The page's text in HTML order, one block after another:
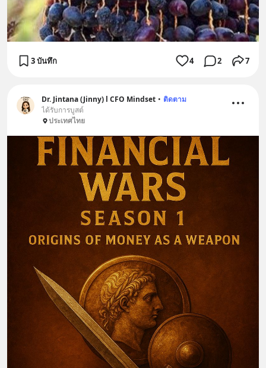
3 บันทึก 4 2 7
Dr. Jintana (Jinny) l CFO Mindset • ติดตาม
ได้รับการบูสต์
ประเทศไทย